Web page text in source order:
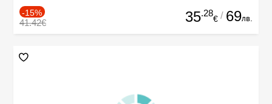
-15%
41.42€ 35.28
€ / 69лв.